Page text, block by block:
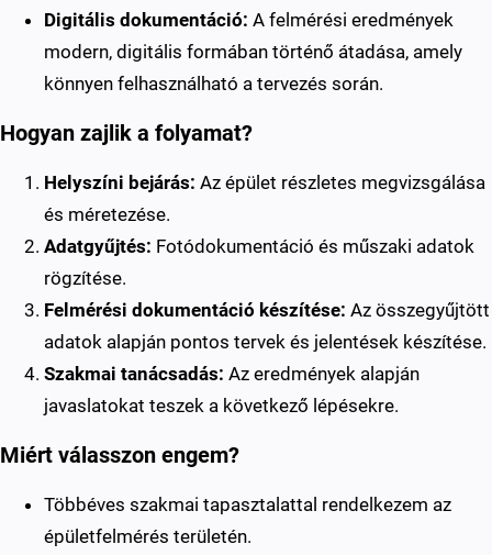
Digitális dokumentáció: A felmérési eredmények
modern, digitális formában történő átadása, amely
könnyen felhasználható a tervezés során.
Hogyan zajlik a folyamat?
Helyszíni bejárás: Az épület részletes megvizsgálása
és méretezése.
Adatgyűjtés: Fotódokumentáció és műszaki adatok
rögzítése.
Felmérési dokumentáció készítése: Az összegyűjtött
adatok alapján pontos tervek és jelentések készítése.
Szakmai tanácsadás: Az eredmények alapján
javaslatokat teszek a következő lépésekre.
Miért válasszon engem?
Többéves szakmai tapasztalattal rendelkezem az
épületfelmérés területén.